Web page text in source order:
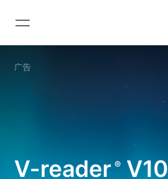
V-reader ® V10
广告